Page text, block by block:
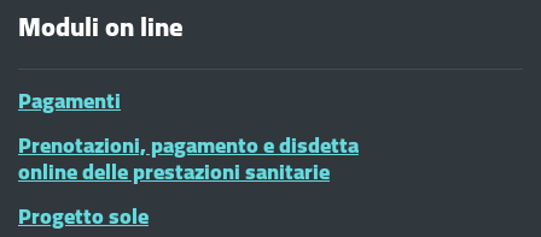
Moduli on line
Pagamenti
Prenotazioni, pagamento e disdetta
online delle prestazioni sanitarie
Progetto sole